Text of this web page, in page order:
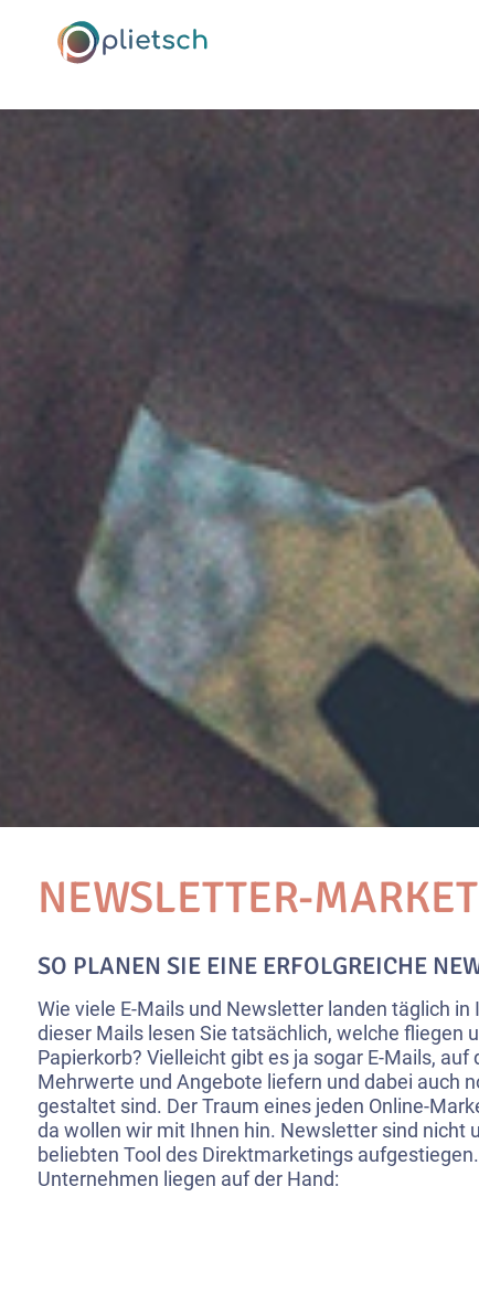
NEWSLETTER-
SO PLANEN SIE EINE ERFOLGREICHE
Wie viele E-Mails und Newsletter landen täglich in
dieser Mails lesen Sie tatsächlich, welche fliegen
Papierkorb? Vielleicht gibt es ja sogar E-Mails, auf
Mehrwerte und Angebote liefern und dabei auch
gestaltet sind. Der Traum eines jeden Online-
da wollen wir mit Ihnen hin. Newsletter sind nicht
beliebten Tool des Direktmarketings
Unternehmen liegen auf der Hand: